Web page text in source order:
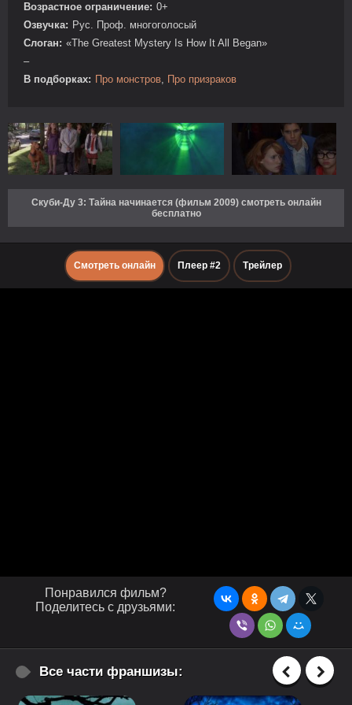
Возрастное ограничение: 0+
Озвучка: Рус. Проф. многоголосый
Слоган: «The Greatest Mystery Is How It All Began»
–
В подборках: Про монстров, Про призраков
Скуби-Ду 3: Тайна начинается (фильм 2009) смотреть онлайн
бесплатно
Смотреть онлайн Плеер #2 Трейлер
Понравился фильм?
Поделитесь с друзьями:
Все части франшизы: